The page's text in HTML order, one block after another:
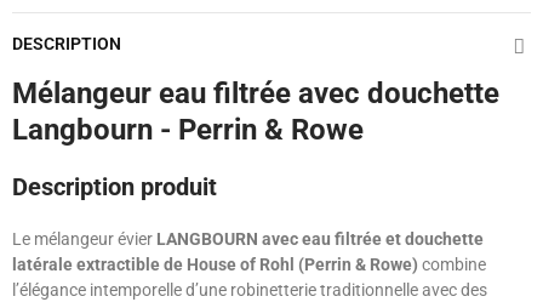
DESCRIPTION
Mélangeur eau filtrée avec douchette
Langbourn - Perrin & Rowe
Description produit
Le mélangeur évier LANGBOURN avec eau filtrée et douchette
latérale extractible de House of Rohl (Perrin & Rowe) combine
l’élégance intemporelle d’une robinetterie traditionnelle avec des